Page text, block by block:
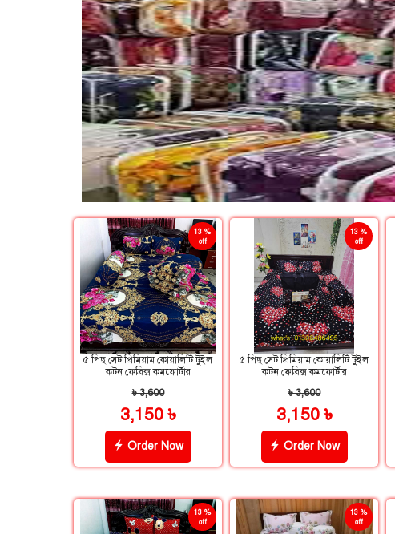
13 %
off
৫ পিছ সেট প্রিমিয়াম কোয়ালিটি টুইল
কটন ফেব্রিক্স কমফোর্টার
৳ 3,600
3,150 ৳
Order Now
13 %
off
৫ পিছ সেট প্রিমিয়াম কোয়ালিটি টুইল
কটন ফেব্রিক্স কমফোর্টার
৳ 3,600
3,150 ৳
Order Now
13 %
off
13 %
off